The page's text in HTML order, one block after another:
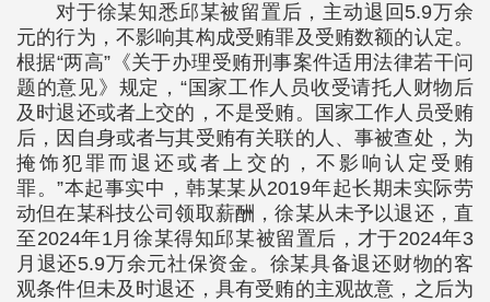
对于徐某知悉邱某被留置后，主动退回5.9万余
元的行为，不影响其构成受贿罪及受贿数额的认定。
根据“两高”《关于办理受贿刑事案件适用法律若干问
题的意见》规定，“国家工作人员收受请托人财物后
及时退还或者上交的，不是受贿。国家工作人员受贿
后，因自身或者与其受贿有关联的人、事被查处，为
掩饰犯罪而退还或者上交的，不影响认定受贿
罪。”本起事实中，韩某某从2019年起长期未实际劳
动但在某科技公司领取薪酬，徐某从未予以退还，直
至2024年1月徐某得知邱某被留置后，才于2024年3
月退还5.9万余元社保资金。徐某具备退还财物的客
观条件但未及时退还，具有受贿的主观故意，之后为